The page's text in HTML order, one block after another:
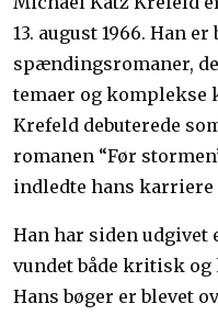
13. august 1966. Han
spændingsromaner,
temaer og komplekse
Krefeld debuterede
romanen “Før
indledte hans
Han har siden udgivet
vundet både kritisk
Hans bøger er blevet